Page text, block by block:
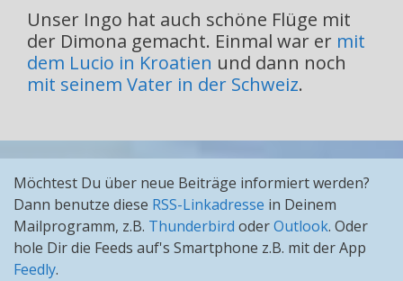
Unser Ingo hat auch schöne Flüge mit
der Dimona gemacht. Einmal war er mit
dem Lucio in Kroatien und dann noch
mit seinem Vater in der Schweiz.
Möchtest Du über neue Beiträge informiert werden?
Dann benutze diese RSS-Linkadresse in Deinem
Mailprogramm, z.B. Thunderbird oderOutlook. Oder
hole Dir die Feeds auf's Smartphone z.B. mit der App
Feedly.